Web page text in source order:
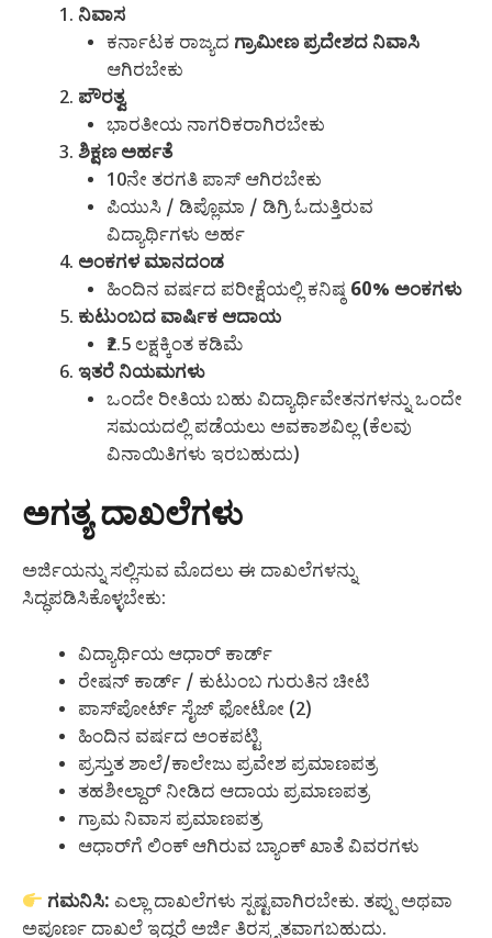
ನಿವಾಸ
ಕರ್ನಾಟಕ ರಾಜ್ಯದ ಗ್ರಾಮೀಣ ಪ್ರದೇಶದ ನಿವಾಸಿ
ಆಗಿರಬೇಕು
ಪೌರತ್ವ
ಭಾರತೀಯ ನಾಗರಿಕರಾಗಿರಬೇಕು
ಶಿಕ್ಷಣ ಅರ್ಹತೆ
10ನೇ ತರಗತಿ ಪಾಸ್ ಆಗಿರಬೇಕು
ಪಿಯುಸಿ / ಡಿಪ್ಲೊಮಾ / ಡಿಗ್ರಿ ಓದುತ್ತಿರುವ
ವಿದ್ಯಾರ್ಥಿಗಳು ಅರ್ಹ
ಅಂಕಗಳ ಮಾನದಂಡ
ಹಿಂದಿನ ವರ್ಷದ ಪರೀಕ್ಷೆಯಲ್ಲಿ ಕನಿಷ್ಠ 60% ಅಂಕಗಳು
ಕುಟುಂಬದ ವಾರ್ಷಿಕ ಆದಾಯ
₹2.5 ಲಕ್ಷಕ್ಕಿಂತ ಕಡಿಮೆ
ಇತರೆ ನಿಯಮಗಳು
ಒಂದೇ ರೀತಿಯ ಬಹು ವಿದ್ಯಾರ್ಥಿವೇತನಗಳನ್ನು ಒಂದೇ
ಸಮಯದಲ್ಲಿ ಪಡೆಯಲು ಅವಕಾಶವಿಲ್ಲ (ಕೆಲವು
ವಿನಾಯಿತಿಗಳು ಇರಬಹುದು)
ಅಗತ್ಯ ದಾಖಲೆಗಳು
ಅರ್ಜಿಯನ್ನು ಸಲ್ಲಿಸುವ ಮೊದಲು ಈ ದಾಖಲೆಗಳನ್ನು
ಸಿದ್ಧಪಡಿಸಿಕೊಳ್ಳಬೇಕು:
ವಿದ್ಯಾರ್ಥಿಯ ಆಧಾರ್ ಕಾರ್ಡ್
ರೇಷನ್ ಕಾರ್ಡ್ / ಕುಟುಂಬ ಗುರುತಿನ ಚೀಟಿ
ಪಾಸ್‌ಪೋರ್ಟ್ ಸೈಜ್ ಫೋಟೋ (2)
ಹಿಂದಿನ ವರ್ಷದ ಅಂಕಪಟ್ಟಿ
ಪ್ರಸ್ತುತ ಶಾಲೆ/ಕಾಲೇಜು ಪ್ರವೇಶ ಪ್ರಮಾಣಪತ್ರ
ತಹಶೀಲ್ದಾರ್ ನೀಡಿದ ಆದಾಯ ಪ್ರಮಾಣಪತ್ರ
ಗ್ರಾಮ ನಿವಾಸ ಪ್ರಮಾಣಪತ್ರ
ಆಧಾರ್‌ಗೆ ಲಿಂಕ್ ಆಗಿರುವ ಬ್ಯಾಂಕ್ ಖಾತೆ ವಿವರಗಳು
ಗಮನಿಸಿ: ಎಲ್ಲಾ ದಾಖಲೆಗಳು ಸ್ಪಷ್ಟವಾಗಿರಬೇಕು. ತಪ್ಪು ಅಥವಾ
ಅಪೂರ್ಣ ದಾಖಲೆ ಇದ್ದರೆ ಅರ್ಜಿ ತಿರಸ್ಕೃತವಾಗಬಹುದು.